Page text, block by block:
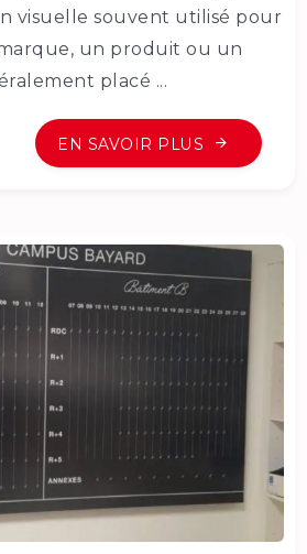
visuelle souvent utilisé pour
un produit ou un
placé ...
EN SAVOIR PLUS